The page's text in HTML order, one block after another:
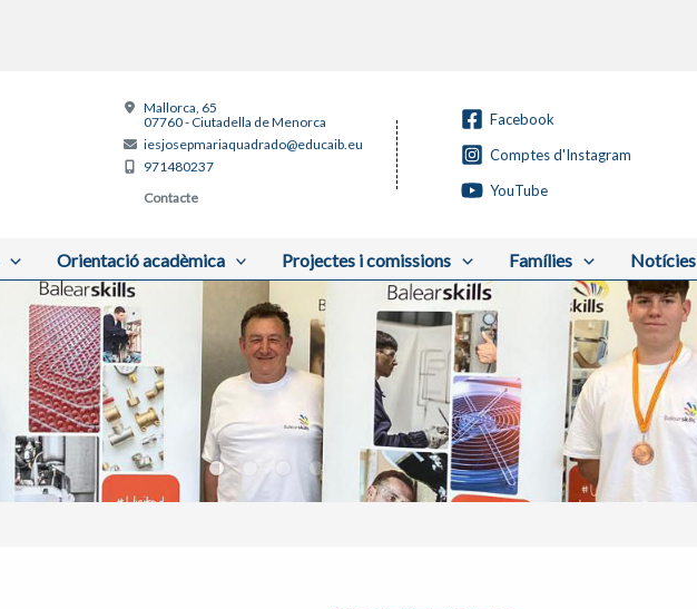
Mallorca, 65
07760 - Ciutadella de Menorca
iesjosepmariaquadrado@educaib.eu
971480237
Contacte
Facebook
Comptes d'Instagram
YouTube
Orientació acadèmica Projectes i comissions Famílies Notícies